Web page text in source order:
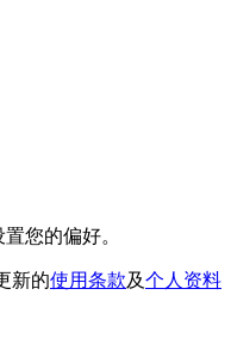
置您的偏好。
新的使用条款及个人资料